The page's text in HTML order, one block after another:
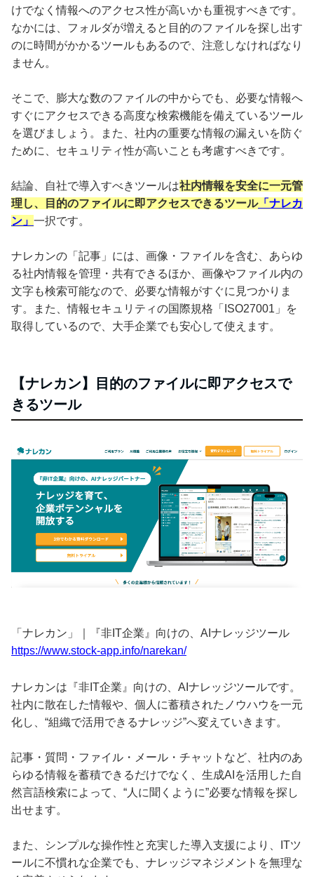
けでなく情報へのアクセス性が高いかも重視すべきです。
なかには、フォルダが増えると目的のファイルを探し出す
のに時間がかかるツールもあるので、注意しなければなり
ません。
そこで、膨大な数のファイルの中からでも、必要な情報へ
すぐにアクセスできる高度な検索機能を備えているツール
を選びましょう。また、社内の重要な情報の漏えいを防ぐ
ために、セキュリティ性が高いことも考慮すべきです。
結論、自社で導入すべきツールは社内情報を安全に一元管
理し、目的のファイルに即アクセスできるツール「ナレカ
ン」 一択です。
ナレカンの「記事」には、画像・ファイルを含む、あらゆ
る社内情報を管理・共有できるほか、画像やファイル内の
文字も検索可能なので、必要な情報がすぐに見つかりま
す。また、情報セキュリティの国際規格「ISO27001」を
取得しているので、大手企業でも安心して使えます。
【ナレカン】目的のファイルに即アクセスで
きるツール
「ナレカン」｜『非IT企業』向けの、AIナレッジツール
https://www.stock-app.info/narekan/
ナレカンは『非IT企業』向けの、AIナレッジツールです。
社内に散在した情報や、個人に蓄積されたノウハウを一元
化し、“組織で活用できるナレッジ”へ変えていきます。
記事・質問・ファイル・メール・チャットなど、社内のあ
らゆる情報を蓄積できるだけでなく、生成AIを活用した自
然言語検索によって、“人に聞くように”必要な情報を探し
出せます。
また、シンプルな操作性と充実した導入支援により、ITツ
ールに不慣れな企業でも、ナレッジマネジメントを無理な